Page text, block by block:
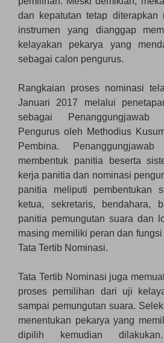
dan kepatutan tetap diterapkan
instrumen yang dianggap
kelayakan pekarya yang
sebagai calon pengurus.
Rangkaian proses nominasi
Januari 2017 melalui
sebagai Penanggungjawab
Pengurus oleh Methodius
Pembina.
membentuk panitia beserta
kerja panitia dan nominasi
panitia meliputi pembentukan
ketua, sekretaris, bendahara,
panitia pemungutan suara dan
masing memiliki peran dan
Tata Tertib Nominasi.
Tata Tertib Nominasi juga
proses pemilihan dari uji
sampai pemungutan suara.
menentukan pekarya yang
dipilih kemudian